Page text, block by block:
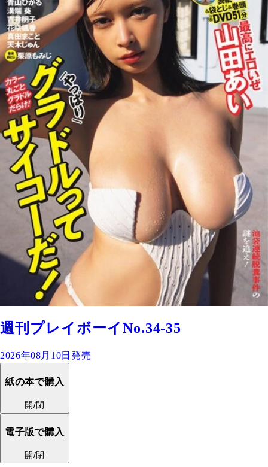
週刊プレイボーイNo.34-35
2026年08月10日発売
紙の本で購入
開/閉
電子版で購入
開/閉